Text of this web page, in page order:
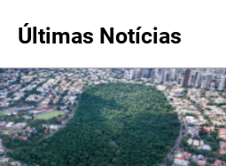
Últimas Notícias